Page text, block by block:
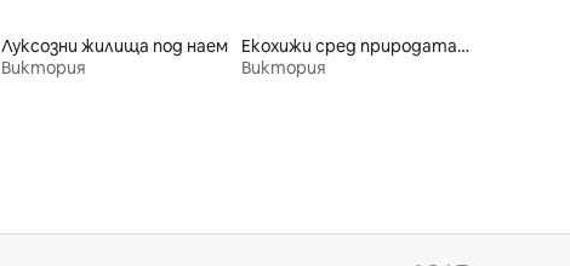
Луксозни жилища под наем
Виктория
Екохижи сред природата под наем
Виктория